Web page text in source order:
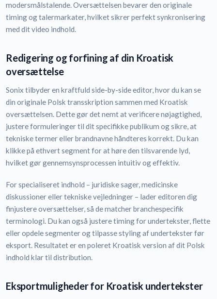
modersmålstalende. Oversættelsen bevarer den originale
timing og talermarkater, hvilket sikrer perfekt synkronisering
med dit video indhold.
Redigering og forfining af din Kroatisk
oversættelse
Sonix tilbyder en kraftfuld side-by-side editor, hvor du kan se
din originale Polsk transskription sammen med Kroatisk
oversættelsen. Dette gør det nemt at verificere nøjagtighed,
justere formuleringer til dit specifikke publikum og sikre, at
tekniske termer eller brandnavne håndteres korrekt. Du kan
klikke på ethvert segment for at høre den tilsvarende lyd,
hvilket gør gennemsynsprocessen intuitiv og effektiv.
For specialiseret indhold – juridiske sager, medicinske
diskussioner eller tekniske vejledninger – lader editoren dig
finjustere oversættelser, så de matcher branchespecifik
terminologi. Du kan også justere timing for undertekster, flette
eller opdele segmenter og tilpasse styling af undertekster før
eksport. Resultatet er en poleret Kroatisk version af dit Polsk
indhold klar til distribution.
Eksportmuligheder for Kroatisk undertekster